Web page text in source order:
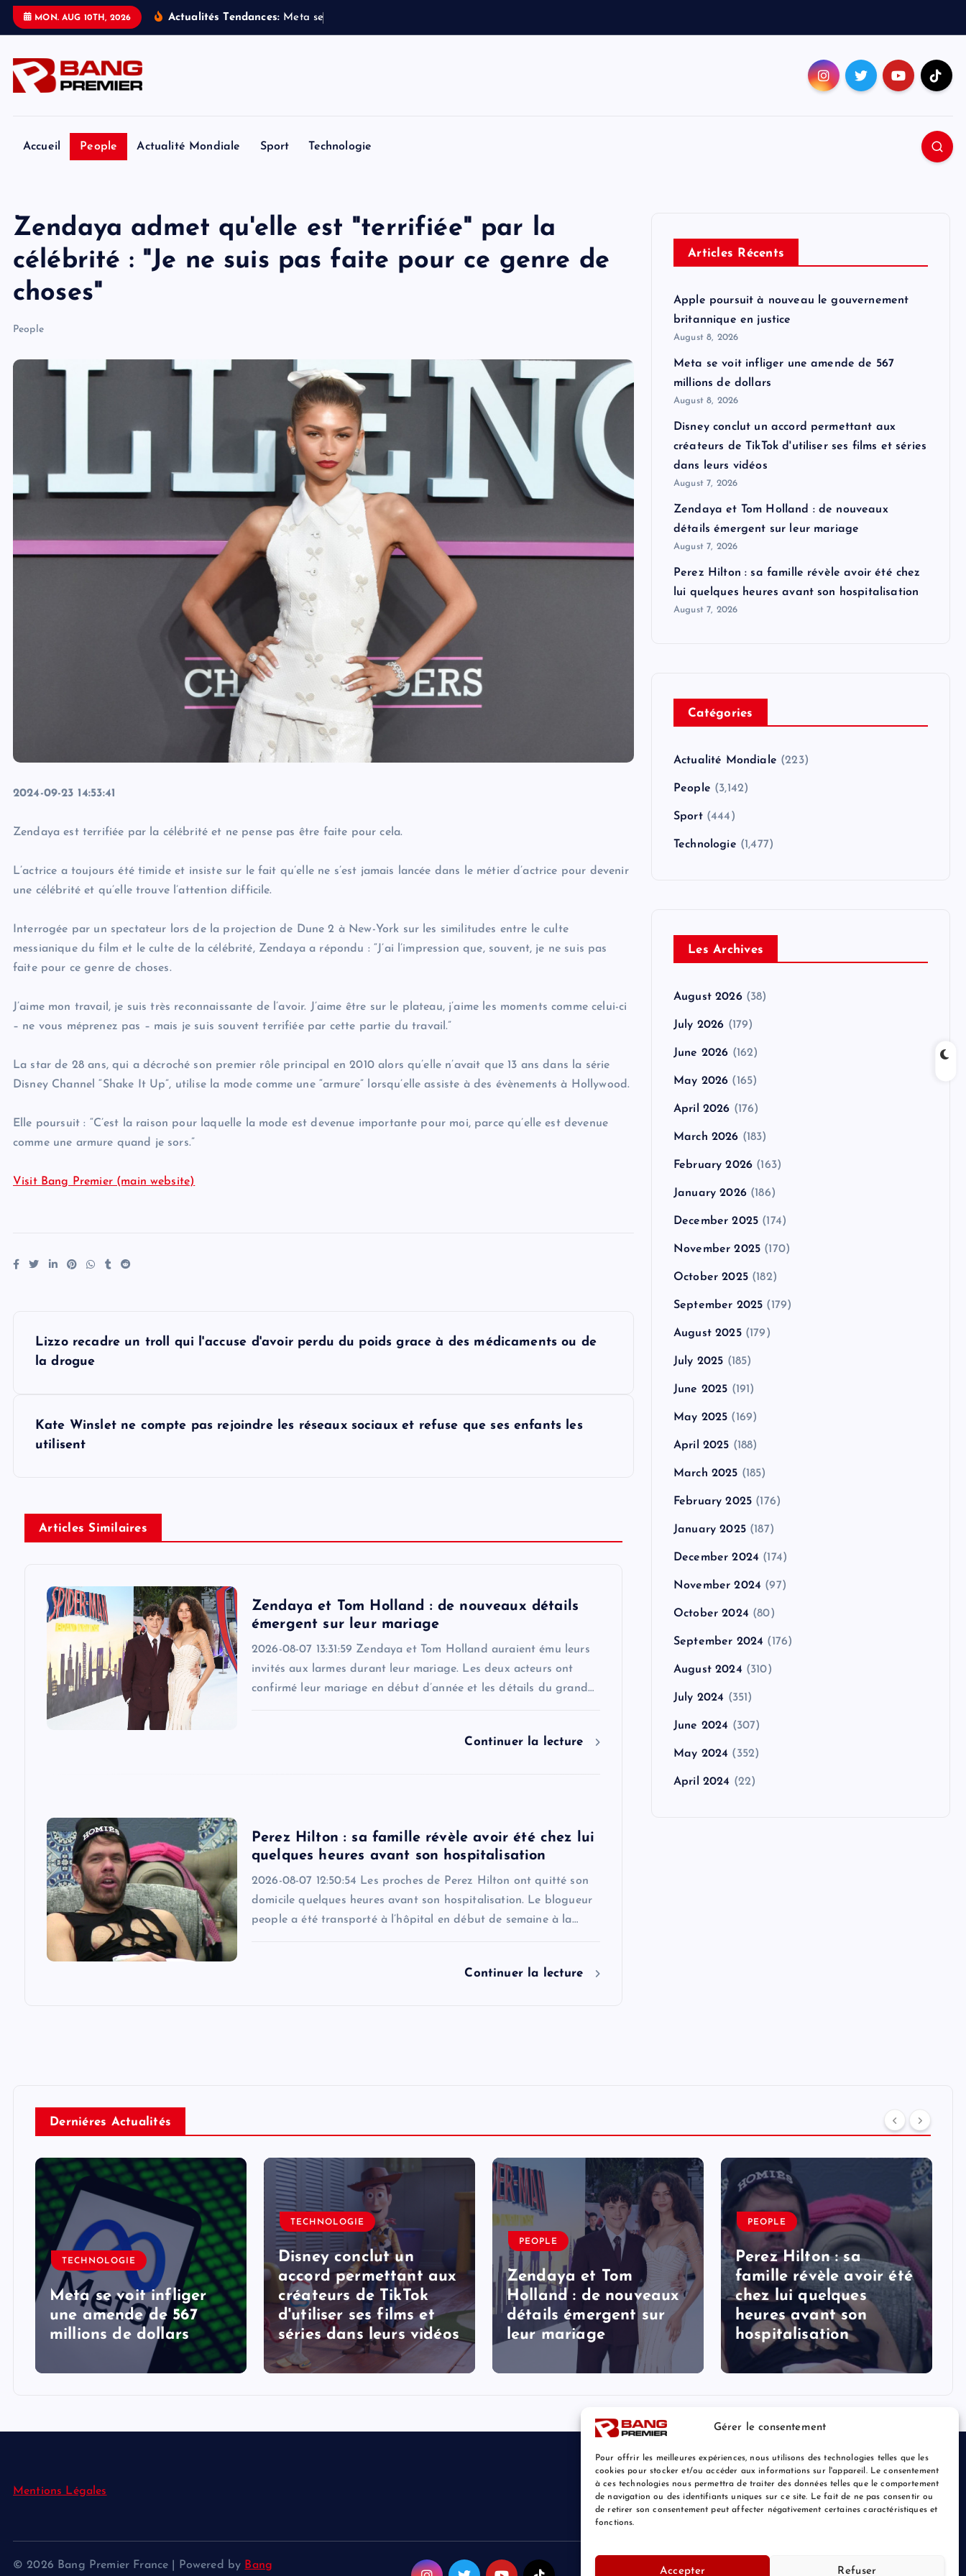
Gérer le consentement
Pour offrir les meilleures expériences, nous utilisons des technologies telles que les
cookies pour stocker et/ou accéder aux informations sur l'appareil. Le consentement
à ces technologies nous permettra de traiter des données telles que le comportement
de navigation ou des identifiants uniques sur ce site. Le fait de ne pas consentir ou
de retirer son consentement peut affecter négativement certaines caractéristiques et
fonctions.
Accepter Refuser
MON. AUG 10TH, 2026 Actualités Tendances: Meta se
Accueil People Actualité Mondiale Sport Technologie
Zendaya admet qu'elle est "terrifiée" par la
célébrité : "Je ne suis pas faite pour ce genre de
choses"
People
2024-09-23 14:53:41
Zendaya est terrifiée par la célébrité et ne pense pas être faite pour cela.
L’actrice a toujours été timide et insiste sur le fait qu’elle ne s’est jamais lancée dans le métier d’actrice pour devenir
une célébrité et qu’elle trouve l’attention difficile.
Interrogée par un spectateur lors de la projection de Dune 2 à New-York sur les similitudes entre le culte
messianique du film et le culte de la célébrité, Zendaya a répondu : “J’ai l’impression que, souvent, je ne suis pas
faite pour ce genre de choses.
J’aime mon travail, je suis très reconnaissante de l’avoir. J’aime être sur le plateau, j’aime les moments comme celui-ci
– ne vous méprenez pas – mais je suis souvent terrifiée par cette partie du travail.”
La star de 28 ans, qui a décroché son premier rôle principal en 2010 alors qu’elle n’avait que 13 ans dans la série
Disney Channel “Shake It Up”, utilise la mode comme une “armure” lorsqu’elle assiste à des évènements à Hollywood.
Elle poursuit : “C’est la raison pour laquelle la mode est devenue importante pour moi, parce qu’elle est devenue
comme une armure quand je sors.”
Visit Bang Premier (main website)
Lizzo recadre un troll qui l'accuse d'avoir perdu du poids grace à des médicaments ou de
la drogue
Kate Winslet ne compte pas rejoindre les réseaux sociaux et refuse que ses enfants les
utilisent
Articles Similaires
Zendaya et Tom Holland : de nouveaux détails
émergent sur leur mariage
2026-08-07 13:31:59 Zendaya et Tom Holland auraient ému leurs
invités aux larmes durant leur mariage. Les deux acteurs ont
confirmé leur mariage en début d’année et les détails du grand…
Continuer la lecture
Perez Hilton : sa famille révèle avoir été chez lui
quelques heures avant son hospitalisation
2026-08-07 12:50:54 Les proches de Perez Hilton ont quitté son
domicile quelques heures avant son hospitalisation. Le blogueur
people a été transporté à l’hôpital en début de semaine à la…
Continuer la lecture
Articles Récents
Apple poursuit à nouveau le gouvernement
britannique en justice
August 8, 2026
Meta se voit infliger une amende de 567
millions de dollars
August 8, 2026
Disney conclut un accord permettant aux
créateurs de TikTok d'utiliser ses films et séries
dans leurs vidéos
August 7, 2026
Zendaya et Tom Holland : de nouveaux
détails émergent sur leur mariage
August 7, 2026
Perez Hilton : sa famille révèle avoir été chez
lui quelques heures avant son hospitalisation
August 7, 2026
Catégories
Actualité Mondiale (223)
People (3,142)
Sport(444)
Technologie (1,477)
Les Archives
August 2026(38)
July 2026 (179)
June 2026 (162)
May 2026 (165)
April 2026 (176)
March 2026 (183)
February 2026 (163)
January 2026(186)
December 2025 (174)
November 2025 (170)
October 2025(182)
September 2025 (179)
August 2025(179)
July 2025 (185)
June 2025 (191)
May 2025 (169)
April 2025 (188)
March 2025 (185)
February 2025 (176)
January 2025(187)
December 2024 (174)
November 2024 (97)
October 2024 (80)
September 2024 (176)
August 2024 (310)
July 2024 (351)
June 2024 (307)
May 2024 (352)
April 2024 (22)
Derniéres Actualités
TECHNOLOGIE
Meta se voit infliger
une amende de 567
millions de dollars
TECHNOLOGIE
Disney conclut un
accord permettant aux
créateurs de TikTok
d'utiliser ses films et
séries dans leurs vidéos
PEOPLE
Zendaya et Tom
Holland : de nouveaux
détails émergent sur
leur mariage
PEOPLE
Perez Hilton : sa
famille révèle avoir été
chez lui quelques
heures avant son
hospitalisation
Mentions Légales
© 2026 Bang Premier France | Powered by Bang